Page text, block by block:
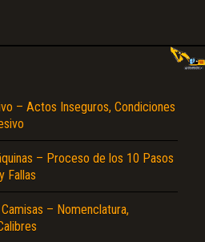
– Actos Inseguros, Condiciones
– Proceso de los 10 Pasos
Fallas
– Nomenclatura,